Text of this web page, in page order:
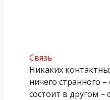
Связь
Никаких
ничего странного
состоит в другом